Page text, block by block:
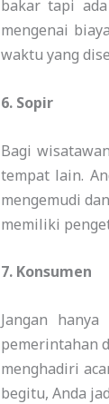
bakar tapi
mengenai
waktu yang
6. Sopir
Bagi
tempat lain.
mengemudi
memiliki
7. Konsumen
Jangan
pemerintahan
menghadiri
begitu, Anda